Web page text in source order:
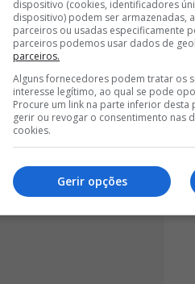
< >
do banco não tem culpa
e tivemos um bate-boca
o treinador português, na
no relvado do Estádio da Luz.
dispositivo (cookies, identificadores
dispositivo) podem ser armazenadas,
parceiros ou usadas especificamente
parceiros podemos usar dados de
parceiros.
Alguns fornecedores podem tratar os
interesse legítimo, ao qual se pode
Procure um link na parte inferior desta
gerir ou revogar o consentimento nas
cookies.
Gerir opções